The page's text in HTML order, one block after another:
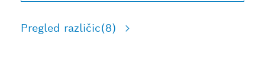
Pregled različic(8)